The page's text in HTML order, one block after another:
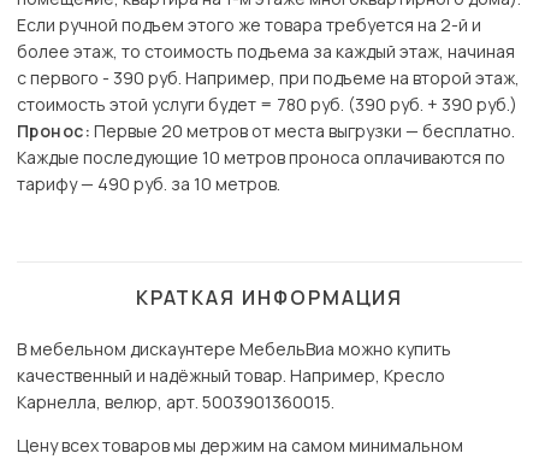
Если ручной подъем этого же товара требуется на 2-й и
более этаж, то стоимость подъема за каждый этаж, начиная
с первого - 390 руб. Например, при подъеме на второй этаж,
стоимость этой услуги будет = 780 руб. (390 руб. + 390 руб.)
Пронос: Первые 20 метров от места выгрузки — бесплатно.
Каждые последующие 10 метров проноса оплачиваются по
тарифу — 490 руб. за 10 метров.
КРАТКАЯ ИНФОРМАЦИЯ
В мебельном дискаунтере МебельВиа можно купить
качественный и надёжный товар. Например, Кресло
Карнелла, велюр, арт. 5003901360015.
Цену всех товаров мы держим на самом минимальном